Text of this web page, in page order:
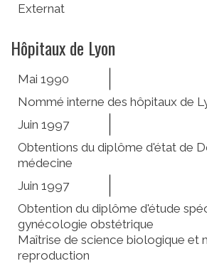
Externat
Hôpitaux de Lyon
Mai 1990
Nommé interne des hôpitaux de
Juin 1997
Obtentions du diplôme d'état de
médecine
Juin 1997
Obtention du diplôme d'étude
gynécologie obstétrique
Maîtrise de science biologique et
reproduction